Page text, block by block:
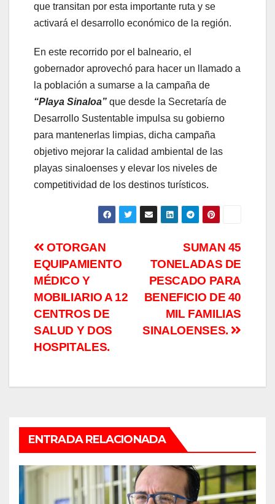
que transitan por esta importante ruta y se
activará el desarrollo económico de la región.
En este recorrido por el balneario, el
gobernador aprovechó para hacer un llamado a
la población a sumarse a la campaña de
“Playa Sinaloa” que desde la Secretaría de
Desarrollo Sustentable impulsa su gobierno
para mantenerlas limpias, dicha campaña
objetivo mejorar la calidad ambiental de las
playas sinaloenses y elevar los niveles de
competitividad de los destinos turísticos.
Navegación
de
entradas
SUMAN 45
TONELADAS DE
PESCADO PARA
BENEFICIO DE 40
MIL FAMILIAS
SINALOENSES.
OTORGAN
EQUIPAMIENTO
MÉDICO Y
MOBILIARIO A 12
CENTROS DE
SALUD Y DOS
HOSPITALES.
ENTRADA RELACIONADA